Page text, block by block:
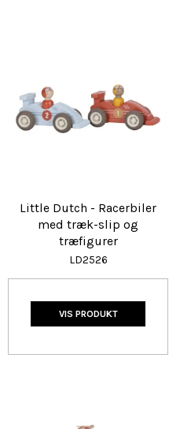
Little Dutch - Racerbiler
med træk-slip og
træfigurer
LD2526
VIS PRODUKT